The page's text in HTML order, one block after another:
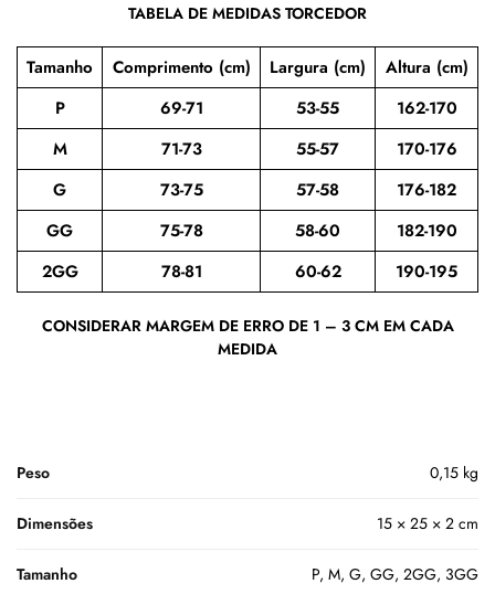
TABELA DE MEDIDAS TORCEDOR
Tamanho Comprimento (cm) Largura (cm)
Altura (cm)
P
69-71 53-55
162-170
M
71-73 55-57
170-176
G
73-75 57-58
176-182
GG
75-78 58-60
182-190
2GG
78-81 60-62 190-195
CONSIDERAR MARGEM DE ERRO DE 1 – 3 CM EM CADA
MEDIDA
Peso 0,15 kg
Dimensões 15 × 25 × 2 cm
Tamanho P, M, G, GG, 2GG, 3GG